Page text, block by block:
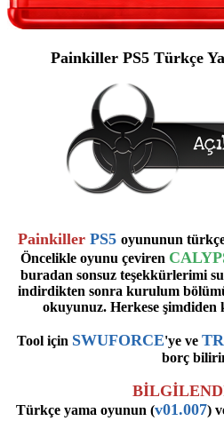
Painkiller PS5 Türkçe
Painkiller PS5 oyununun türkçe
Öncelikle oyunu çeviren
buradan sonsuz teşekkürlerimi
indirdikten sonra kurulum
okuyunuz. Herkese
Tool için SWUFORCE'ye ve
borç
Türkçe yama oyunun (v01.007)